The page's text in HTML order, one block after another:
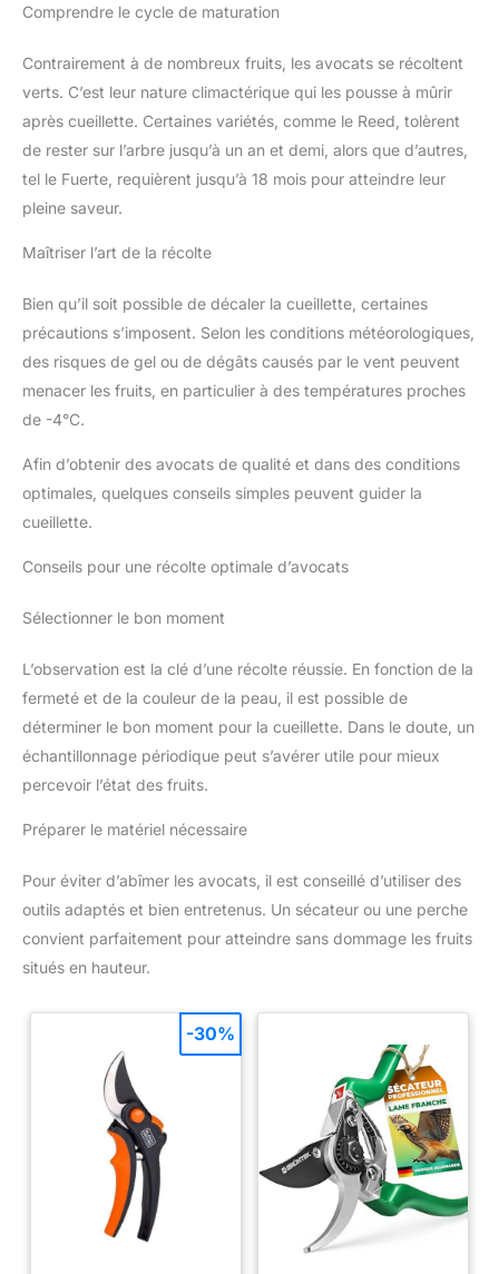
Comprendre le cycle de maturation
Contrairement à de nombreux fruits, les avocats se récoltent
verts. C’est leur nature climactérique qui les pousse à mûrir
après cueillette. Certaines variétés, comme le Reed, tolèrent
de rester sur l’arbre jusqu’à un an et demi, alors que d’autres,
tel le Fuerte, requièrent jusqu’à 18 mois pour atteindre leur
pleine saveur.
Maîtriser l’art de la récolte
Bien qu’il soit possible de décaler la cueillette, certaines
précautions s’imposent. Selon les conditions météorologiques,
des risques de gel ou de dégâts causés par le vent peuvent
menacer les fruits, en particulier à des températures proches
de -4°C.
Afin d’obtenir des avocats de qualité et dans des conditions
optimales, quelques conseils simples peuvent guider la
cueillette.
Conseils pour une récolte optimale d’avocats
Sélectionner le bon moment
L’observation est la clé d’une récolte réussie. En fonction de la
fermeté et de la couleur de la peau, il est possible de
déterminer le bon moment pour la cueillette. Dans le doute, un
échantillonnage périodique peut s’avérer utile pour mieux
percevoir l’état des fruits.
Préparer le matériel nécessaire
Pour éviter d’abîmer les avocats, il est conseillé d’utiliser des
outils adaptés et bien entretenus. Un sécateur ou une perche
convient parfaitement pour atteindre sans dommage les fruits
situés en hauteur.
-30%